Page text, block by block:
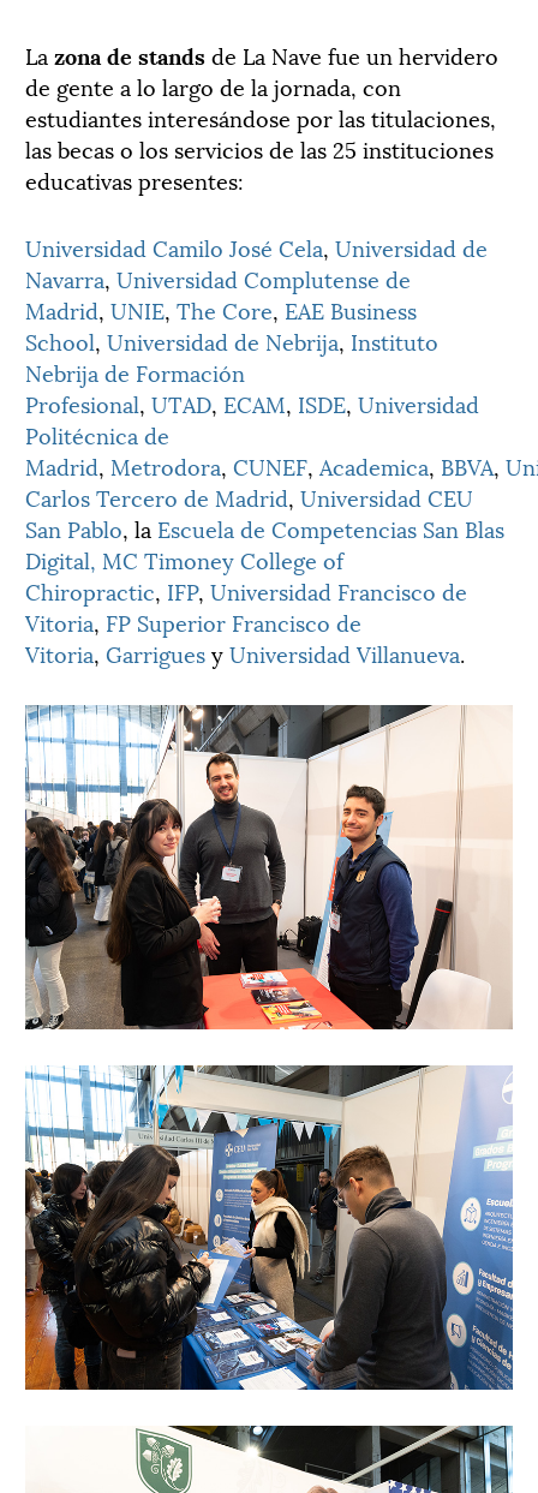
La zona de standsde La Nave fue un hervidero
de gente a lo largo de la jornada, con
estudiantes interesándose por las titulaciones,
las becas o los servicios de las 25 instituciones
educativas presentes:
Universidad Camilo José Cela, Universidad de
Navarra, Universidad Complutense de
Madrid, UNIE, The Core, EAE Business
School, Universidad de Nebrija, Instituto
Nebrija de Formación
Profesional, UTAD, ECAM, ISDE, Universidad
Politécnica de
Madrid, Metrodora, CUNEF, Academica, BBVA,
Carlos Tercero de Madrid, Universidad CEU
San Pablo, la Escuela de Competencias San Blas
Digital, MC Timoney College of
Chiropractic, IFP, Universidad Francisco de
Vitoria, FP Superior Francisco de
Vitoria, GarriguesyUniversidad Villanueva.